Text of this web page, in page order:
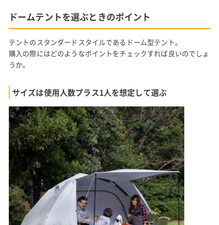
ドームテントを選ぶときのポイント
テントのスタンダードスタイルであるドーム型テント。
購入の際にはどのようなポイントをチェックすれば良いのでしょ
うか。
サイズは使用人数プラス1人を想定して選ぶ